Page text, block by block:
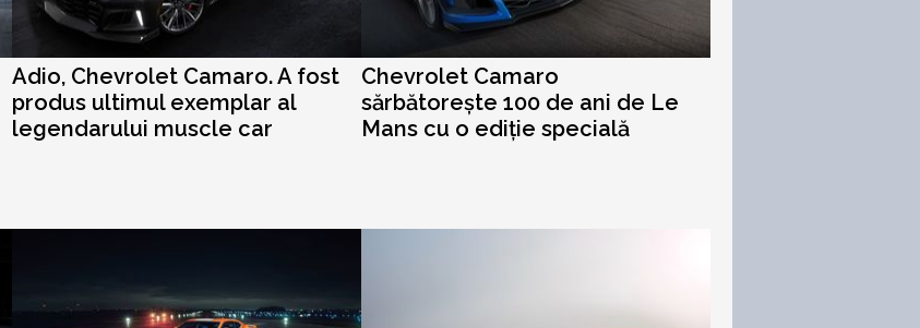
Adio, Chevrolet Camaro. A fost
produs ultimul exemplar al
legendarului muscle car
Chevrolet Camaro
sărbătorește 100 de ani de Le
Mans cu o ediție specială